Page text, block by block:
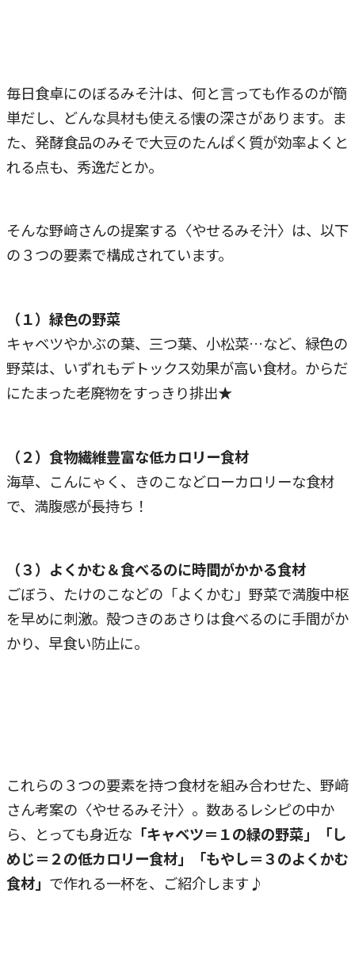
毎日食卓にのぼるみそ汁は、何と言っても作るのが簡
単だし、どんな具材も使える懐の深さがあります。ま
た、発酵食品のみそで大豆のたんぱく質が効率よくと
れる点も、秀逸だとか。
そんな野﨑さんの提案する〈やせるみそ汁〉は、以下
の３つの要素で構成されています。
（１）緑色の野菜
キャベツやかぶの葉、三つ葉、小松菜…など、緑色の
野菜は、いずれもデトックス効果が高い食材。からだ
にたまった老廃物をすっきり排出★
（２）食物繊維豊富な低カロリー食材
海草、こんにゃく、きのこなどローカロリーな食材
で、満腹感が長持ち！
（３）よくかむ＆食べるのに時間がかかる食材
ごぼう、たけのこなどの「よくかむ」野菜で満腹中枢
を早めに刺激。殻つきのあさりは食べるのに手間がか
かり、早食い防止に。
これらの３つの要素を持つ食材を組み合わせた、野﨑
さん考案の〈やせるみそ汁〉。数あるレシピの中か
ら、とっても身近な 「キャベツ＝１の緑の野菜」「し
めじ＝２の低カロリー食材」「もやし＝３のよくかむ
食材」 で作れる一杯を、ご紹介します♪